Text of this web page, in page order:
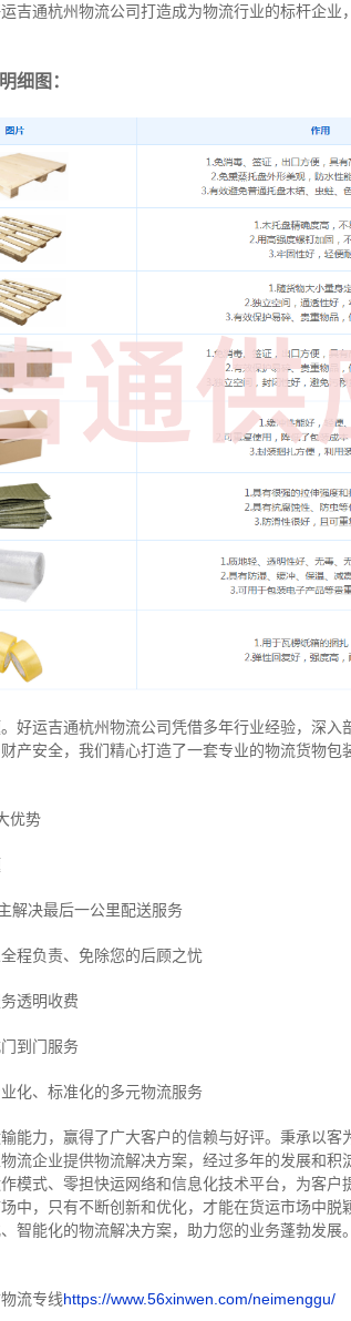
吉通杭州物流公司打造成为物流行业的标杆企业
细图：
好运吉通杭州物流公司凭借多年行业经验，深
产安全，我们精心打造了一套专业的物流货物
优势
解决最后一公里配送服务
程负责、免除您的后顾之忧
透明收费
到门服务
化、标准化的多元物流服务
能力，赢得了广大客户的信赖与好评。 秉承以客
流企业提供物流解决方案，经过多年的发展和积
模式、零担快运网络和信息化技术平台，为客
中，只有不断创新和优化，才能在货运市场中脱
智能化的物流解决方案，助力您的业务蓬勃发
流专线https://www.56xinwen.com/neimenggu/